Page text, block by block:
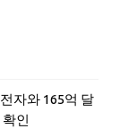
자와 165억 달
인